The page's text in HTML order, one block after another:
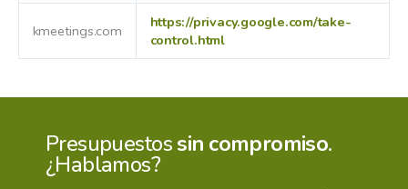
kmeetings.com
https://privacy.google.com/take-
control.html
Presupuestossin compromiso.
¿Hablamos?